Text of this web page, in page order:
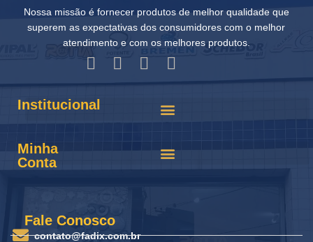
Nossa missão é fornecer produtos de melhor qualidade que
superem as expectativas dos consumidores com o melhor
atendimento e com os melhores produtos.
Institucional
Minha
Conta
Fale Conosco
contato@fadix.com.br